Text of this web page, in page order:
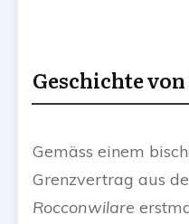
Geschichte
Gemäss einem
Grenzvertrag aus
Rocconwilare